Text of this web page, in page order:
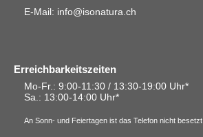
E-Mail: info@isonatura.ch
Erreichbarkeitszeiten
Mo-Fr.: 9:00-11:30 / 13:30-19:00 Uhr*
Sa. : 13:00-14:00 Uhr*
An Sonn- und Feiertagen ist das Telefon nicht besetzt.